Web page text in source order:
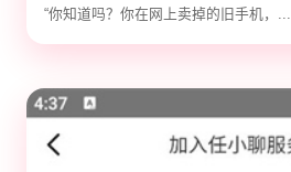
除隐私，防止数据泄露
“你知道吗？你在网上卖掉的旧手机，...